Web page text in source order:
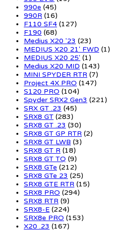
990e (45)
990R (16)
F110 SF4 (127)
F190 (68)
Medius X20 '23 (23)
MEDIUS X20 21' FWD (1)
MEDIUS X20 25' (1)
Medius X20 MID (143)
MINI SPYDER RTR (7)
Project 4X PRO (147)
S120 PRO (104)
Spyder SRX2 Gen3 (221)
SRX GT .23 (45)
SRX8 GT (283)
SRX8 GT .23 (30)
SRX8 GT GP RTR (2)
SRX8 GT LWB (3)
SRX8 GT R (18)
SRX8 GT TQ (9)
SRX8 GTe (212)
SRX8 GTe 23 (25)
SRX8 GTE RTR (15)
SRX8 PRO (294)
SRX8 RTR (9)
SRX8-E (224)
SRX8e PRO (153)
X20 .23 (167)